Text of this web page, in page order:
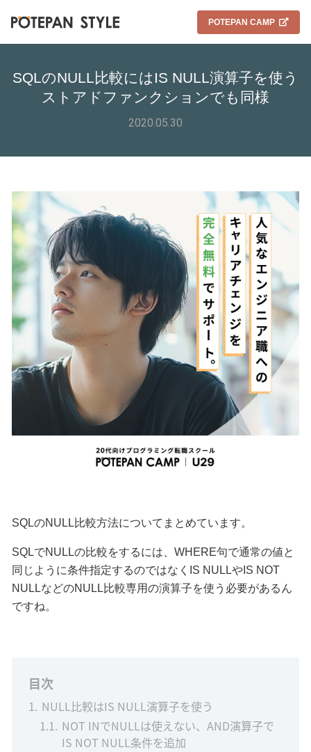
POTEPAN CAMP
SQLのNULL比較にはIS NULL演算子を使う
ストアドファンクションでも同様
2020.05.30
SQLのNULL比較方法についてまとめています。
SQLでNULLの比較をするには、WHERE句で通常の値と
同じように条件指定するのではなくIS NULLやIS NOT
NULLなどのNULL比較専用の演算子を使う必要があるん
ですね。
目次
1 NULL比較はIS NULL演算子を使う
1.1 NOT INでNULLは使えない、AND演算子で
IS NOT NULL条件を追加